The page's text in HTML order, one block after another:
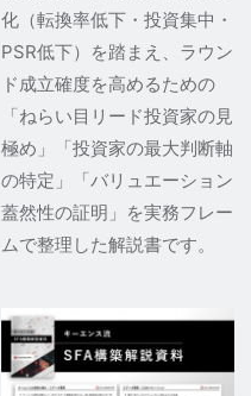
化（転換率低下・投資集中・
PSR低下）を踏まえ、ラウン
ド成立確度を高めるための
「ねらい目リード投資家の見
極め」「投資家の最大判断軸
の特定」「バリュエーション
蓋然性の証明」を実務フレー
ムで整理した解説書です。